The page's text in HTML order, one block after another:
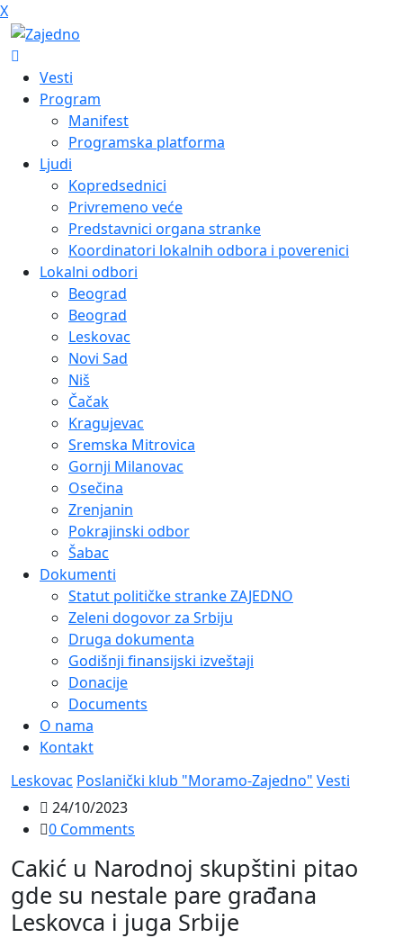
X
Vesti
Program
Manifest
Programska platforma
Ljudi
Kopredsednici
Privremeno veće
Predstavnici organa stranke
Koordinatori lokalnih odbora i poverenici
Lokalni odbori
Beograd
Beograd
Leskovac
Novi Sad
Niš
Čačak
Kragujevac
Sremska Mitrovica
Gornji Milanovac
Osečina
Zrenjanin
Pokrajinski odbor
Šabac
Dokumenti
Statut političke stranke ZAJEDNO
Zeleni dogovor za Srbiju
Druga dokumenta
Godišnji finansijski izveštaji
Donacije
Documents
O nama
Kontakt
Leskovac Poslanički klub "Moramo-Zajedno" Vesti
24/10/2023
0 Comments
Cakić u Narodnoj skupštini pitao
gde su nestale pare građana
Leskovca i juga Srbije